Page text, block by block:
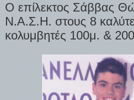
Ο επίλεκτος Σάββας
Ν.Α.Σ.Η. στους 8
κολυμβητές 100μ. &